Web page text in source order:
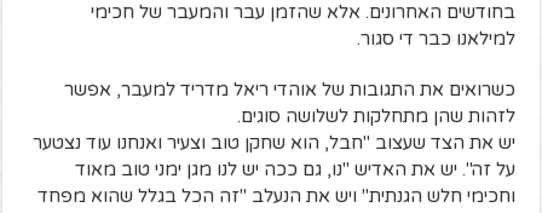
בחודשים האחרונים. אלא שהזמן עבר והמעבר של חכימי
למילאנו כבר די סגור.
כשרואים את התגובות של אוהדי ריאל מדריד למעבר, אפשר
לזהות שהן מתחלקות לשלושה סוגים.
יש את הצד שעצוב "חבל, הוא שחקן טוב וצעיר ואנחנו עוד נצטער
על זה". יש את האדיש "נו, גם ככה יש לנו מגן ימני טוב מאוד
וחכימי חלש הגנתית" ויש את הנעלב "זה הכל בגלל שהוא מפחד